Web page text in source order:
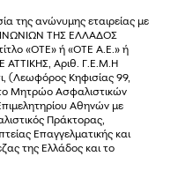
της ανώνυµης εταιρείας µε
ΤΗΣ ΕΛΛΑΔΟΣ
«OTE» ή «ΟΤΕ Α.Ε.» ή
Αριθ. Γ.Ε.Μ.Η
(Λεωφόρος Κηφισίας 99,
Μητρώο Ασφαλιστικών
Αθηνών µε
Πράκτορας,
Επαγγελματικής και
της Ελλάδος και το